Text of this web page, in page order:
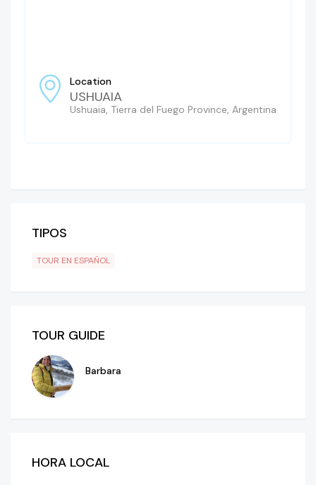
Location
USHUAIA
Ushuaia, Tierra del Fuego Province, Argentina
TIPOS
TOUR EN ESPAÑOL
TOUR GUIDE
Barbara
HORA LOCAL